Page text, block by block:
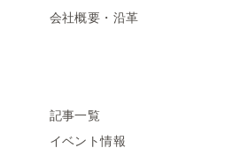
会社概要・沿革
記事一覧
イベント情報